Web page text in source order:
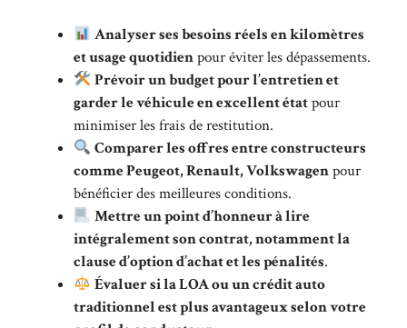
Analyser ses besoins réels en kilomètres
et usage quotidienpour éviter les dépassements.
Prévoir un budget pour l’entretien et
garder le véhicule en excellent étatpour
minimiser les frais de restitution.
Comparer les offres entre constructeurs
comme Peugeot, Renault, Volkswagenpour
bénéficier des meilleures conditions.
Mettre un point d’honneur à lire
intégralement son contrat, notamment la
clause d’option d’achat et les pénalités.
Évaluer si la LOA ou un crédit auto
traditionnel est plus avantageux selon votre